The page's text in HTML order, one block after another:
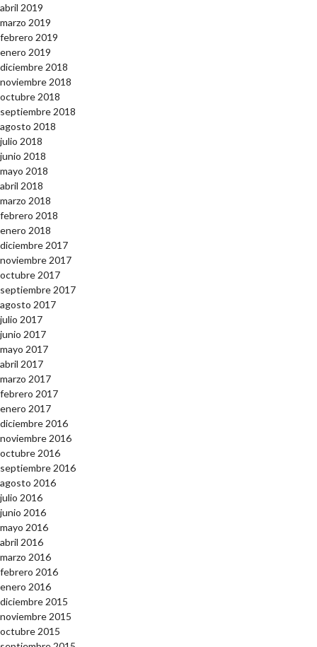
abril 2019
marzo 2019
febrero 2019
enero 2019
diciembre 2018
noviembre 2018
octubre 2018
septiembre 2018
agosto 2018
julio 2018
junio 2018
mayo 2018
abril 2018
marzo 2018
febrero 2018
enero 2018
diciembre 2017
noviembre 2017
octubre 2017
septiembre 2017
agosto 2017
julio 2017
junio 2017
mayo 2017
abril 2017
marzo 2017
febrero 2017
enero 2017
diciembre 2016
noviembre 2016
octubre 2016
septiembre 2016
agosto 2016
julio 2016
junio 2016
mayo 2016
abril 2016
marzo 2016
febrero 2016
enero 2016
diciembre 2015
noviembre 2015
octubre 2015